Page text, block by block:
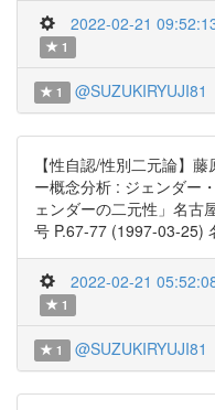
2022-02-21
1
1 @SUZUKIRYUJI81
【性自認/性別二元論】
ー概念分析 : ジェンダー
ェンダーの二元性」名古
号 P.67-77 (1997-03-25)
2022-02-21
1
1 @SUZUKIRYUJI81